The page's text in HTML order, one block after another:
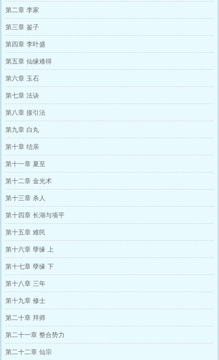
第二章 李家
第三章 鉴子
第四章 李叶盛
第五章 仙缘难得
第六章 玉石
第七章 法诀
第八章 接引法
第九章 白丸
第十章 结亲
第十一章 夏至
第十二章 金光术
第十三章 杀人
第十四章 长湖与项平
第十五章 难民
第十六章 孽缘 上
第十七章 孽缘 下
第十八章 三年
第十九章 修士
第二十章 拜师
第二十一章 整合势力
第二十二章 仙宗